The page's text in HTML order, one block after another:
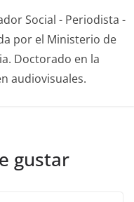
Social - Periodista -
por el Ministerio de
Doctorado en la
audiovisuales.
gustar